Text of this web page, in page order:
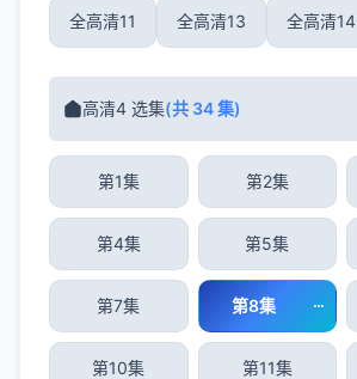
全高清11 全高清13 全高清14
高清4 选集(共 34 集)
第1集 第2集
第4集 第5集
第7集 第8集
第10集 第11集